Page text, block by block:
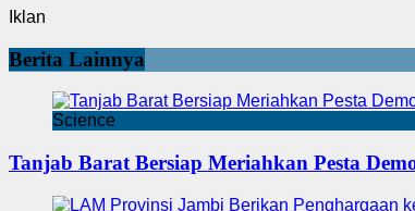
Iklan
Berita Lainnya
Science
Tanjab Barat Bersiap Meriahkan Pesta